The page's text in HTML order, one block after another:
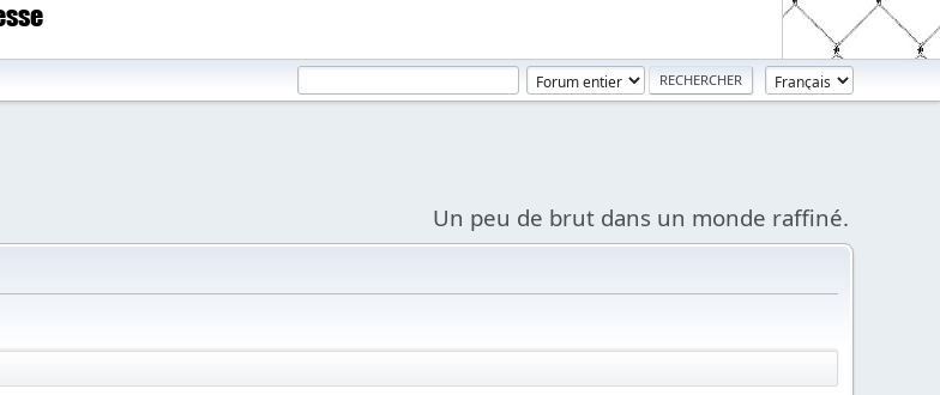
Un peu de brut dans un monde raffiné.